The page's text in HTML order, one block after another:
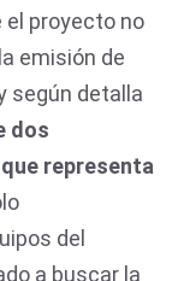
el proyecto no
emisión de
según detalla
dos
representa
del
a buscar la